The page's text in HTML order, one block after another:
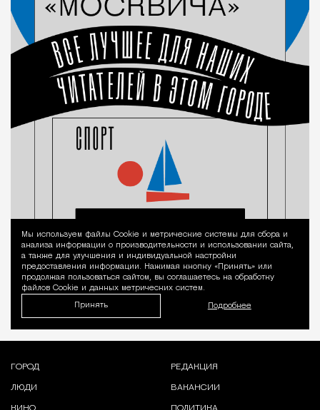
Уведомление
Мы используем файлы Сookie и метрические системы для сбора и
анализа информации о производительности и использовании сайта,
а также для улучшения и индивидуальной настройки
предоставления информации. Нажимая кнопку «Принять» или
продолжая пользоваться сайтом, вы соглашаетесь на обработку
файлов Cookie и данных метрических систем.
Принять Подробнее
ГОРОД
ЛЮДИ
РЕДАКЦИЯ
ВАКАНСИИ